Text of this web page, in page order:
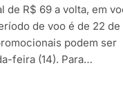
R$ 69 a volta, em
de voo é de 22
podem ser
feira (14). Para…